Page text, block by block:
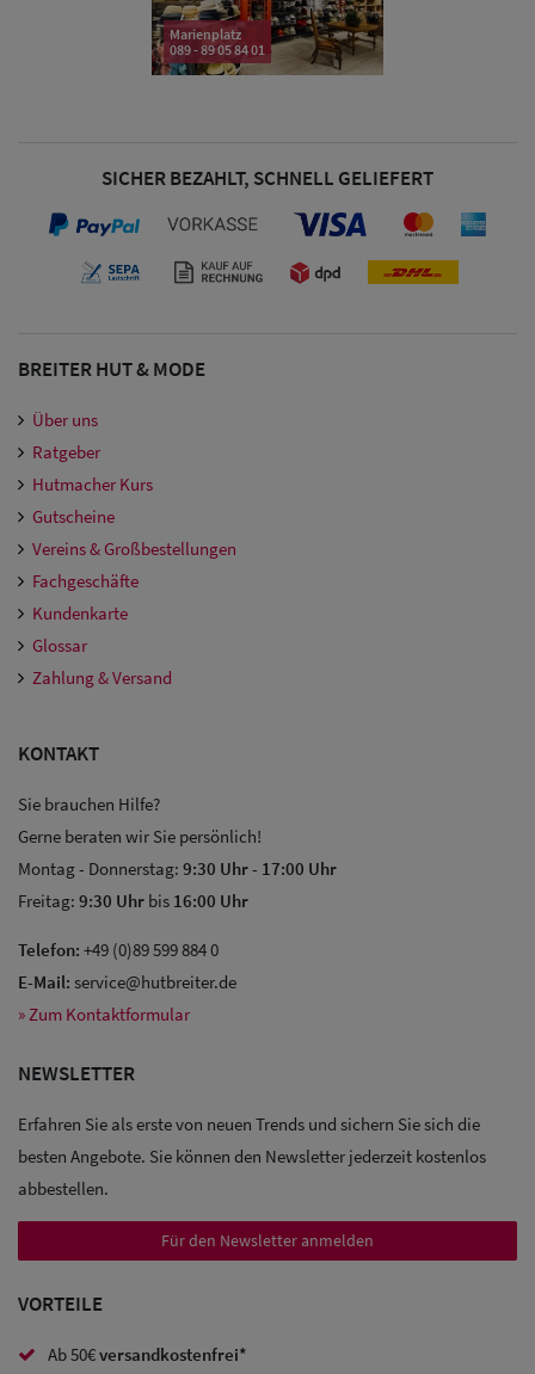
Schutz Caps
Damen
Sonnenschilder
& Visoren
Snapback Caps
Damen Caps
Großgrößen
(63-65 cm)
Sale: Caps
Marienplatz
089 - 89 05 84 01
SICHER BEZAHLT, SCHNELL GELIEFERT
BREITER HUT & MODE
Über uns
Ratgeber
Hutmacher Kurs
Gutscheine
Vereins & Großbestellungen
Fachgeschäfte
Kundenkarte
Glossar
Zahlung & Versand
KONTAKT
Sie brauchen Hilfe?
Gerne beraten wir Sie persönlich!
Montag - Donnerstag: 9:30 Uhr- 17:00 Uhr
Freitag: 9:30 Uhr bis 16:00 Uhr
Telefon: +49 (0)89 599 884 0
E-Mail: service@hutbreiter.de
» Zum Kontaktformular
NEWSLETTER
Erfahren Sie als erste von neuen Trends und sichern Sie sich die
besten Angebote. Sie können den Newsletter jederzeit kostenlos
abbestellen.
Für den Newsletter anmelden
VORTEILE
Ab 50€versandkostenfrei*